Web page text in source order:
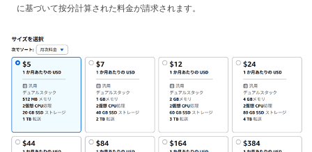
に基づいて按分計算された料金が請求されます。